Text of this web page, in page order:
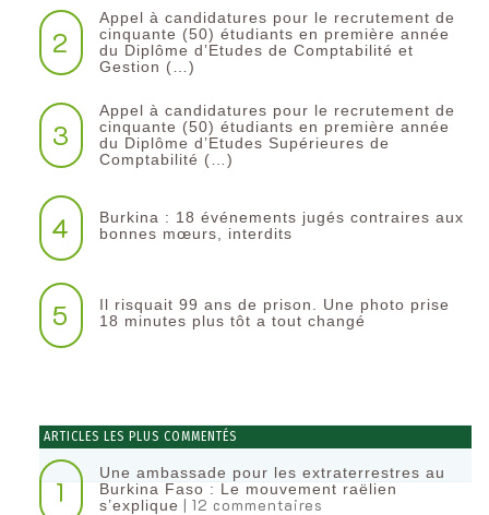
2
Appel à candidatures pour le recrutement de
cinquante (50) étudiants en première année
du Diplôme d’Etudes de Comptabilité et
Gestion (…)
3
Appel à candidatures pour le recrutement de
cinquante (50) étudiants en première année
du Diplôme d’Etudes Supérieures de
Comptabilité (…)
4
Burkina : 18 événements jugés contraires aux
bonnes mœurs, interdits
5
Il risquait 99 ans de prison. Une photo prise
18 minutes plus tôt a tout changé
ARTICLES LES PLUS COMMENTÉS
1
Une ambassade pour les extraterrestres au
Burkina Faso : Le mouvement raëlien
s’explique | 12 commentaires